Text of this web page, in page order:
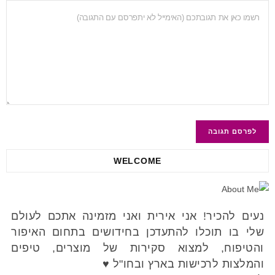
WELCOME
נעים להכיר! אני אירית ואני מזמינה אתכם לעולם
שלי בו תוכלו להתעדכן בחידושים בתחום האיפור
והטיפוח, למצוא סקירות של מוצרים, טיפים
והמלצות לרכישות בארץ ובחו"ל ♥